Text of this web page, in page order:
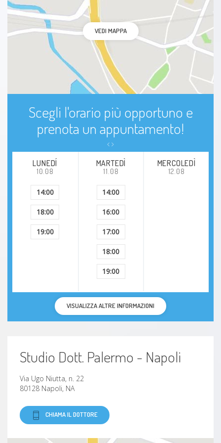
Ipocondria
Disturbo ossessivocompulsivo
Sindrome da deficit di attenzione e iperattività
Crisi
Stress
Gioco d'azzardo patologico
Nevrosi
Insonnia
Narcisismo
Disturbi del pensiero
Disturbi della personalità
Disturbi alimentari
VEDI MAPPA
Scegli l'orario più opportuno e
prenota un appuntamento!
LUNEDÍ
10.08
14:00
18:00
19:00
MARTEDÌ
11.08
14:00
16:00
17:00
18:00
19:00
MERCOLEDÌ
12.08
VISUALIZZA ALTRE INFORMAZIONI
Studio Dott. Palermo - Napoli
Via Ugo Niutta, n. 22
80128 Napoli, NA
CHIAMA IL DOTTORE